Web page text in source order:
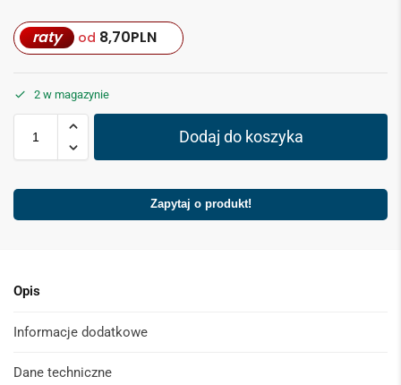
raty od 8,70PLN
2 w magazynie
Dodaj do koszyka
Zapytaj o produkt!
Opis
Informacje dodatkowe
Dane techniczne